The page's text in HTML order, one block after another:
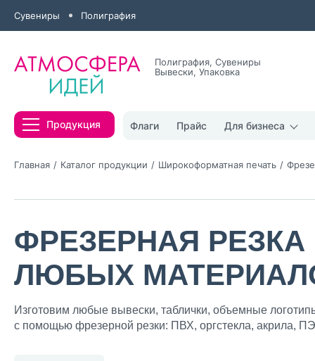
Сувениры Полиграфия
Полиграфия, Сувениры
Вывески, Упаковка
Продукция Флаги Прайс Для бизнеса
Главная Каталог продукции Широкоформатная печать
ФРЕЗЕРНАЯ РЕЗКА
ЛЮБЫХ
Изготовим любые вывески, таблички, объемные
с помощью фрезерной резки: ПВХ, оргстекла, акрила,
Нажимая
политикой
Нажимая на
заявку